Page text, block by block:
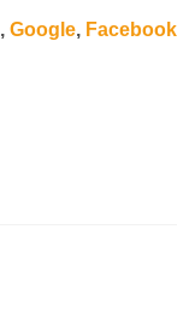
, Google, Facebook